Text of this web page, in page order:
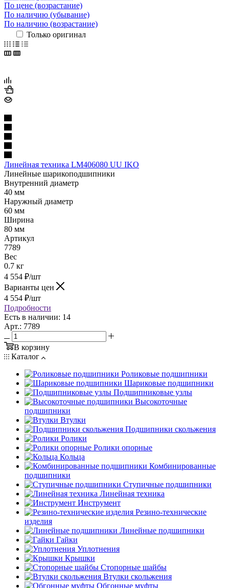
По цене (возрастание)
По наличию (убывание)
По наличию (возрастание)
Только оригинал
Линейная техника LM406080 UU IKO
Линейные шарикоподшипники
Внутренний диаметр
40 мм
Наружный диаметр
60 мм
Ширина
80 мм
Артикул
7789
Вес
0.7 кг
4 554 ₽/шт
Варианты цен
4 554 ₽/шт
Подробности
Есть в наличии: 14
Арт.: 7789
В корзину
Каталог
Роликовые подшипники
Шариковые подшипники
Подшипниковые узлы
Высокоточные
подшипники
Втулки
Подшипники скольжения
Ролики
Ролики опорные
Кольца
Комбинированные
подшипники
Ступичные подшипники
Линейная техника
Инструмент
Резино-технические
изделия
Линейные подшипники
Гайки
Уплотнения
Крышки
Стопорные шайбы
Втулки скольжения
Обгонные муфты